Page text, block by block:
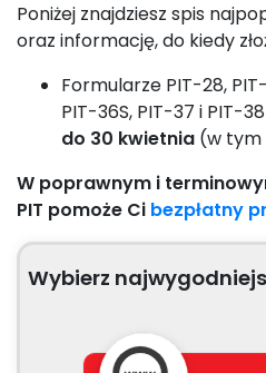
Poniżej znajdziesz spis
oraz informację, do kiedy
Formularze PIT-28,
PIT-36S, PIT-37 i PIT-
do 30 kwietnia (w tym
W poprawnym i
PIT pomoże Ci bezpłatny
Wybierz